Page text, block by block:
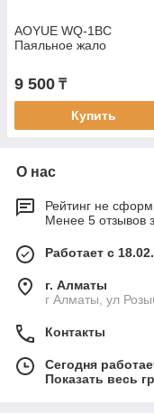
AOYUE WQ-1BC
Паяльное жало
9 500 ₸
Купить
О нас
Рейтинг не
Менее 5 отзывов
Работает с
г. Алматы
г Алматы, ул
Контакты
Сегодня
Показать весь